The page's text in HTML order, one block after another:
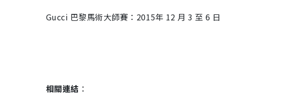
Gucci 巴黎馬術大師賽：2015年 12 月 3 至 6 日
相關連結 ：